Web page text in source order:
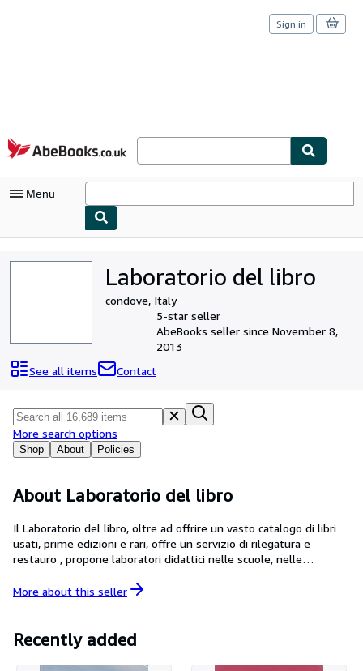
Skip to main content
AbeBooks.co.uk
Sign in
Menu
Browse Collections
Art & Collectables
Textbooks
Help
CLOSE
Laboratorio del libro
condove, Italy
5-star seller
AbeBooks seller since November 8,
2013
See all items
Contact
Shop About Policies
More search options
About Laboratorio del libro
Il Laboratorio del libro, oltre ad offrire un vasto catalogo di libri
usati, prime edizioni e rari, offre un servizio di rilegatura e
restauro , propone laboratori didattici nelle scuole, nelle
More about this seller
Recently added